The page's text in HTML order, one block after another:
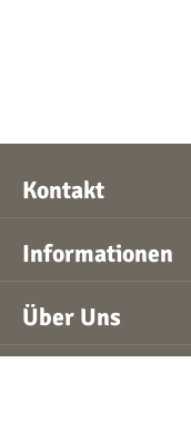
Kontakt
Informationen
Über Uns